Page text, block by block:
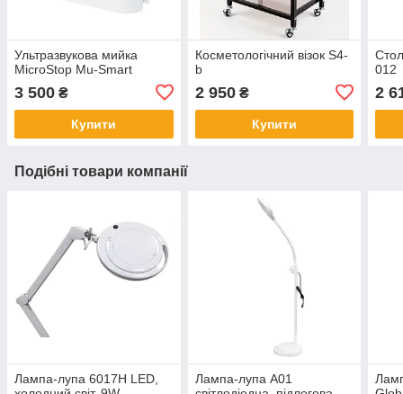
Ультразвукова мийка
MicroStop Mu-Smart
3 500 ₴
Купити
Косметологічний візок S4-
b
2 950₴
Купити
012
2
Подібні товари компанії
Лампа-лупа 6017H LED,
Лампа-лупа A01